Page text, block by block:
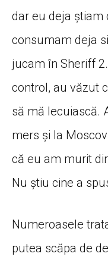
dar eu deja știam
consumam deja
jucam în Sheriff
control, au văzut
să mă lecuiască.
mers și la
că eu am murit
Nu știu cine a
Numeroasele
putea scăpa de